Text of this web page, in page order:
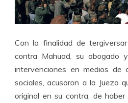
Con la finalidad de
contra Mahuad, su abogado
intervenciones en medios de
sociales, acusaron a la Jueza
original en su contra, de haber